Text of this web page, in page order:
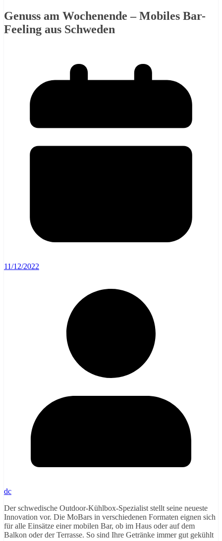
Genuss am Wochenende – Mobiles Bar-
Feeling aus Schweden
11/12/2022
dc
Der schwedische Outdoor-Kühlbox-Spezialist stellt seine neueste
Innovation vor. Die MoBars in verschiedenen Formaten eignen sich
für alle Einsätze einer mobilen Bar, ob im Haus oder auf dem
Balkon oder der Terrasse. So sind Ihre Getränke immer gut gekühlt